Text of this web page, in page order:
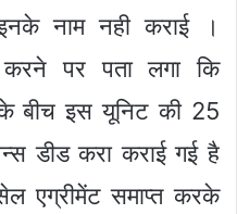
नाम नही कराई ।
करने पर पता लगा कि
बीच इस यूनिट की 25
डीड करा कराई गई है
एग्रीमेंट समाप्त करके